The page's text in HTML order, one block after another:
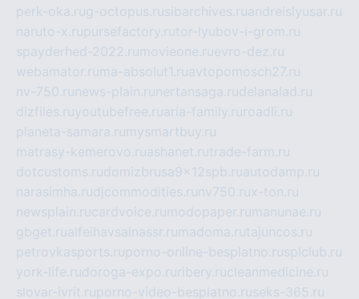
perk-oka.rug-octopus.rusibarchives.ruandreislyusar.ru
naruto-x.rupursefactory.rutor-lyubov-i-grom.ru
spayderhed-2022.ru movieone.ruevro-dez.ru
webamator.ru ma-absolut1.ruavtopomosch27.ru
nv-750.ru news-plain.ru nertansaga.rudelanalad.ru
dizfiles.ruyoutubefree.ruaria-family.ru roadli.ru
planeta-samara.ru mysmartbuy.ru
matrasy-kemerovo.ruashanet.rutrade-farm.ru
dotcustoms.rudomizbrusa9x12spb.ruautodamp.ru
narasimha.rudjcommodities.ru nv750.rux-ton.ru
newsplain.rucardvoice.ru modopaper.ru manunae.ru
gbget.rualfeihavsalnassr.ru madoma.rutajuncos.ru
petrovkasports.ruporno-online-besplatno.rusplclub.ru
york-life.rudoroga-expo.ru ribery.rucleanmedicine.ru
slovar-ivrit.ruporno-video-besplatno.ruseks-365.ru